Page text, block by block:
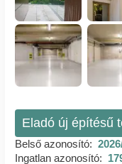
Eladó új építésű
Belső azonosító:
Ingatlan azonosító: